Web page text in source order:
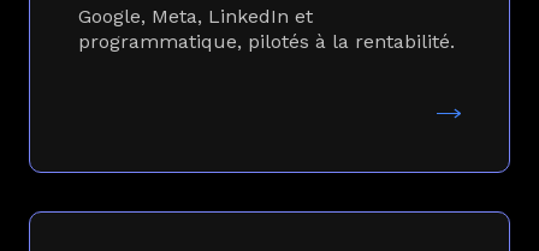
Google, Meta, LinkedIn et
programmatique, pilotés à la rentabilité.